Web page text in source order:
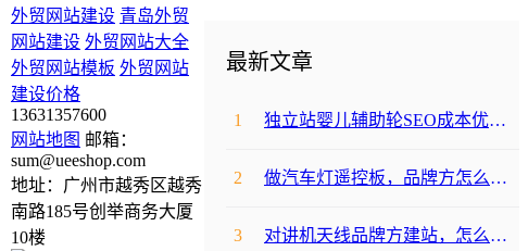
最新文章
1 独立站婴儿辅助轮SEO成本优化咋避坑？
2 做汽车灯遥控板，品牌方怎么选平台避坑？
3 对讲机天线品牌方建站，怎么降低成本啊？
外贸网站建设 青岛外贸
网站建设 外贸网站大全
外贸网站模板 外贸网站
建设价格
13631357600
网站地图 邮箱：
sum@ueeshop.com
地址：广州市越秀区越秀
南路185号创举商务大厦
10楼